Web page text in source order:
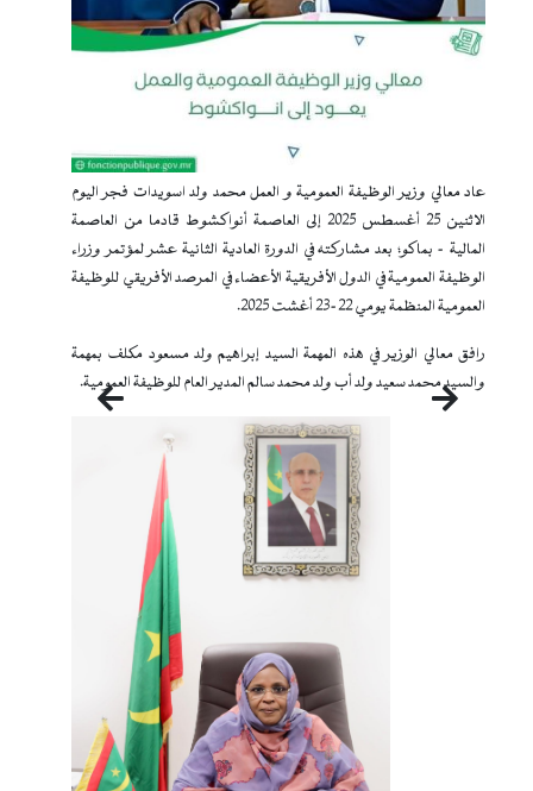
عاد معالي وزير الوظيفة العمومية و العمل محمد ولد اسويدات فجر اليوم
الاثنين 25 أغسطس 2025 إلى العاصمة أنواكشوط قادما من العاصمة
المالية - بماكو؛ بعد مشاركته في الدورة العادية الثانية عشر لمؤتمر وزراء
الوظيفة العمومية في الدول الأفريقية الأعضاء في المرصد الأفريقي للوظيفة
العمومية المنظمة يومي 22-23 أغشت 2025.
رافق معالي الوزير في هذه المهمة السيد إبراهيم ولد مسعود مكلف بمهمة
والسيد محمد سعيد ولد أب ولد محمد سالم المدير العام للوظيفة العمومية.
السابق التالي